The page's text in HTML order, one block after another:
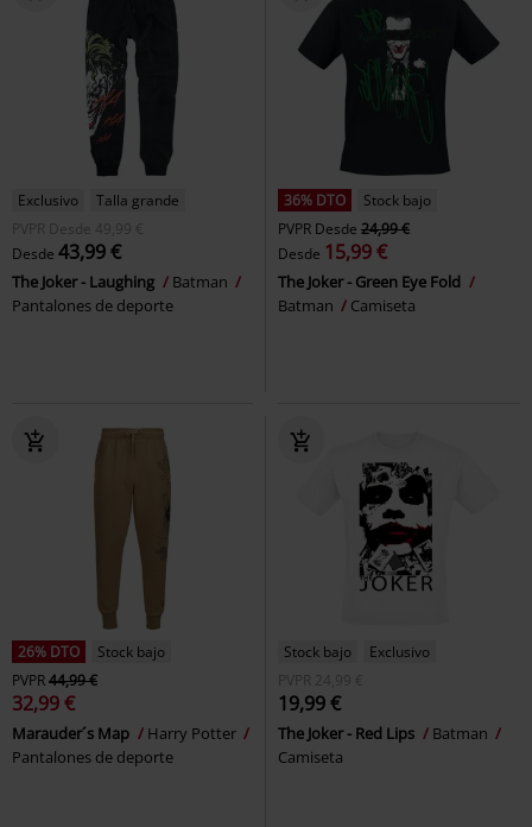
Exclusivo
Talla grande
PVPR
Desde 49,99 €
Desde 43,99 €
The Joker - Laughing
Batman
Pantalones de deporte
36% DTO
Stock bajo
PVPR Desde 24,99 €
Desde 15,99 €
The Joker - Green Eye Fold
Batman
Camiseta
26% DTO
Stock bajo
PVPR44,99 €
32,99 €
Marauder´s Map
Harry Potter
Pantalones de deporte
Stock bajo
Exclusivo
PVPR 24,99 €
19,99 €
The Joker - Red Lips
Batman
Camiseta